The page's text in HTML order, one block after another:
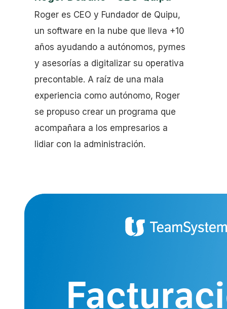
Roger es CEO y Fundador de Quipu,
un software en la nube que lleva +10
años ayudando a autónomos, pymes
y asesorías a digitalizar su operativa
precontable. A raíz de una mala
experiencia como autónomo, Roger
se propuso crear un programa que
acompañara a los empresarios a
lidiar con la administración.